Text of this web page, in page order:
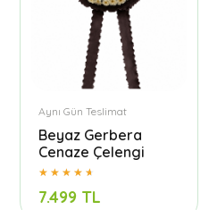
Aynı Gün Teslimat
Beyaz Gerbera
Cenaze Çelengi
7.499 TL